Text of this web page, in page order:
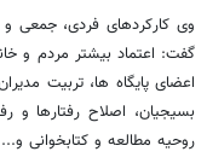
وی کارکردهای فردی، جمعی و
گفت: اعتماد بیشتر مردم و
اعضای پایگاه ها، تربیت
بسیجیان، اصلاح رفتارها و
روحیه مطالعه و کتابخوانی